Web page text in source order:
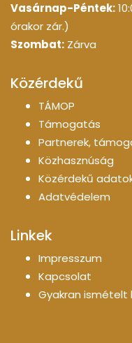
Vasárnap-Péntek:
órakor zár.)
Szombat: Zárva
Közérdekű
TÁMOP
Támogatás
Partnerek,
Közhasznúság
Közérdekű
Adatvédelem
Linkek
Impresszum
Kapcsolat
Gyakran ismételt